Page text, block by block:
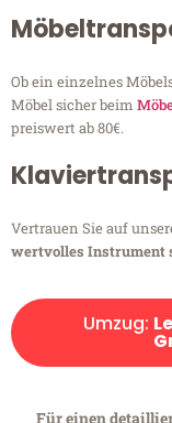
Ob ein einzelnes
Möbel sicher beim
preiswert ab 80€.
Vertrauen Sie auf
wertvolles Instrument
Umzug:
Für einen